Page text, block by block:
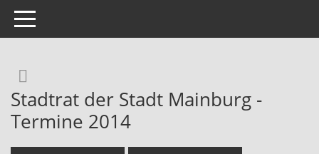
Toggle navigation
Stadtrat der Stadt Mainburg -
Termine 2014